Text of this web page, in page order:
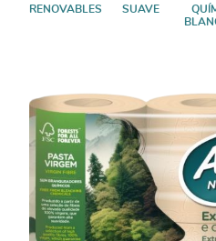
RENOVABLES
SUAVE